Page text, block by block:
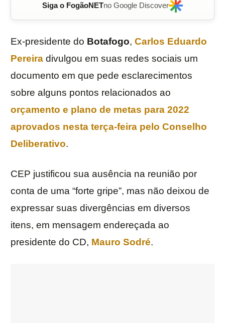
Siga o FogãoNETno Google Discover
Ex-presidente do Botafogo, Carlos Eduardo
Pereira divulgou em suas redes sociais um
documento em que pede esclarecimentos
sobre alguns pontos relacionados ao
orçamento e plano de metas para 2022
aprovados nesta terça-feira pelo Conselho
Deliberativo.
CEP justificou sua ausência na reunião por
conta de uma “forte gripe”, mas não deixou de
expressar suas divergências em diversos
itens, em mensagem endereçada ao
presidente do CD, Mauro Sodré.